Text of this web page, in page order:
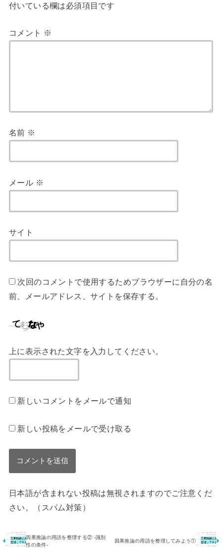
付いている欄は必須項目です
コメント ※
名前 ※
メール ※
サイト
次回のコメントで使用するためブラウザーに自分の名
前、メールアドレス、サイトを保存する。
上に表示された文字を入力してください。
新しいコメントをメールで通知
新しい投稿をメールで受け取る
日本語が含まれない投稿は無視されますのでご注意くだ
さい。（スパム対策）
因果推論の用語を整理する② -識別
性の条件-
因果推論の用語を整理してみよう①